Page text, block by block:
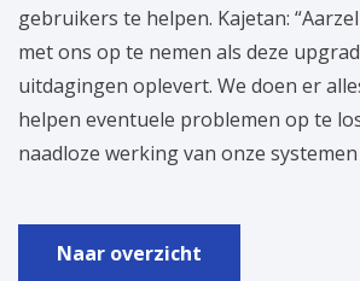
gebruikers te helpen. Kajetan:
met ons op te nemen als deze
uitdagingen oplevert. We doen er
helpen eventuele problemen op te
naadloze werking van onze
Naar overzicht